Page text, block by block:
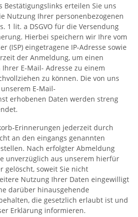
Bestätigungslinks erteilen Sie uns
Nutzung Ihrer personenbezogenen
1 lit. a DSGVO für die Versendung
Hierbei speichern wir Ihre vom
(ISP) eingetragene IP-Adresse sowie
der Anmeldung, um einen
E-Mail- Adresse zu einem
zu können. Die von uns
E-Mail-
erhobenen Daten werden streng
Erinnerungen jederzeit durch
an den eingangs genannten
Nach erfolgter Abmeldung
unverzüglich aus unserem hierfür
gelöscht, soweit Sie nicht
Nutzung Ihrer Daten eingewilligt
darüber hinausgehende
die gesetzlich erlaubt ist und
Erklärung informieren.